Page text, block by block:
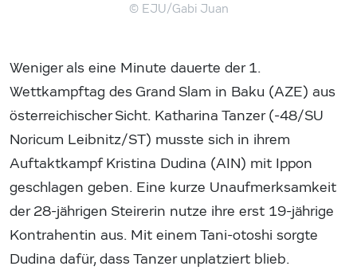
© EJU/Gabi Juan
Weniger als eine Minute dauerte der 1.
Wettkampftag des Grand Slam in Baku (AZE) aus
österreichischer Sicht. Katharina Tanzer (-48/SU
Noricum Leibnitz/ST) musste sich in ihrem
Auftaktkampf Kristina Dudina (AIN) mit Ippon
geschlagen geben. Eine kurze Unaufmerksamkeit
der 28-jährigen Steirerin nutze ihre erst 19-jährige
Kontrahentin aus. Mit einem Tani-otoshi sorgte
Dudina dafür, dass Tanzer unplatziert blieb.